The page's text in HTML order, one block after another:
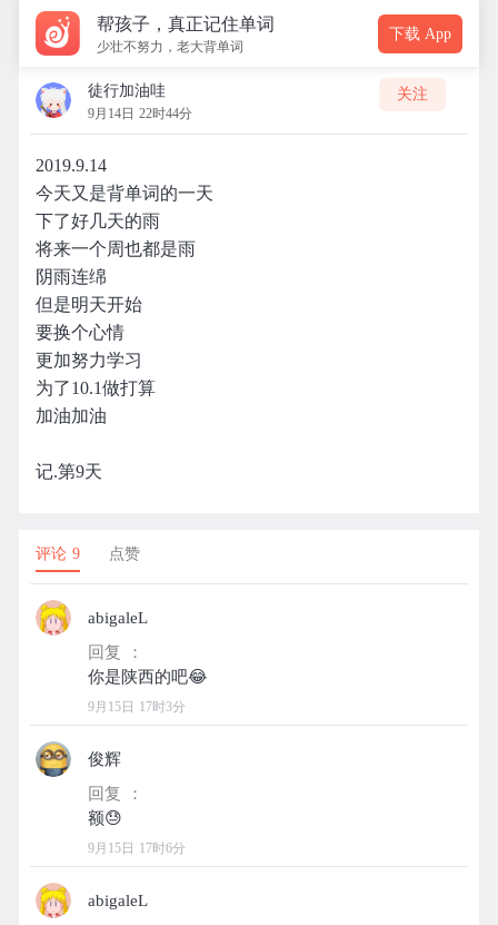
帮孩子，真正记住单词
少壮不努力，老大背单词
下载 App
徒行加油哇
9月14日 22时44分
关注
2019.9.14
今天又是背单词的一天
下了好几天的雨
将来一个周也都是雨
阴雨连绵
但是明天开始
要换个心情
更加努力学习
为了10.1做打算
加油加油
记.第9天
评论 9 点赞
abigaleL
回复 ：
9月15日 17时3分
俊辉
回复 ：
9月15日 17时6分
abigaleL